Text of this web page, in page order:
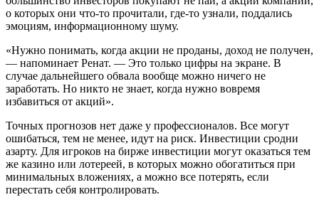
о которых они что-то прочитали, где-то узнали, поддались
эмоциям, информационному шуму.
«Нужно понимать, когда акции не проданы, доход не получен,
— напоминает Ренат. — Это только цифры на экране. В
случае дальнейшего обвала вообще можно ничего не
заработать. Но никто не знает, когда нужно вовремя
избавиться от акций».
Точных прогнозов нет даже у профессионалов. Все могут
ошибаться, тем не менее, идут на риск. Инвестиции сродни
азарту. Для игроков на бирже инвестиции могут оказаться тем
же казино или лотереей, в которых можно обогатиться при
минимальных вложениях, а можно все потерять, если
перестать себя контролировать.